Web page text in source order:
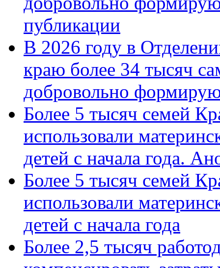
публикации
В 2026 году в
краю более 34 тысяч
добровольно
Более 5 тысяч семей
использовали
детей с начала года.
Более 5 тысяч семей
использовали
детей с начала года
Более 2,5 тысяч